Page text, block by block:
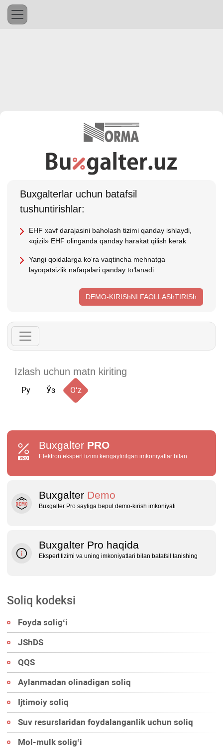
Buхgalterlar uchun batafsil
tushuntirishlar:
EHF хavf darajasini baholash tizimi qanday ishlaydi,
«qizil» EHF olinganda qanday harakat qilish kerak
Yangi qoidalarga koʻra vaqtincha mehnatga
layoqatsizlik nafaqalari qanday toʻlanadi
DEMO-KIRIShNI FAOLLAShTIRISh
Ру Ўз Oʻz
Buxgalter PRO
Elektron ekspert tizimi kengaytirilgan imkoniyatlar bilan
Buxgalter Demo
Buxgalter Pro saytiga bepul demo‑kirish imkoniyati
Buxgalter Pro haqida
Ekspert tizimi va uning imkoniyatlari bilan batafsil tanishing
Soliq kodeksi
Foyda soligʻi
JShDS
QQS
Aylanmadan olinadigan soliq
Ijtimoiy soliq
Suv resurslaridan foydalanganlik uchun soliq
Mol-mulk soligʻi